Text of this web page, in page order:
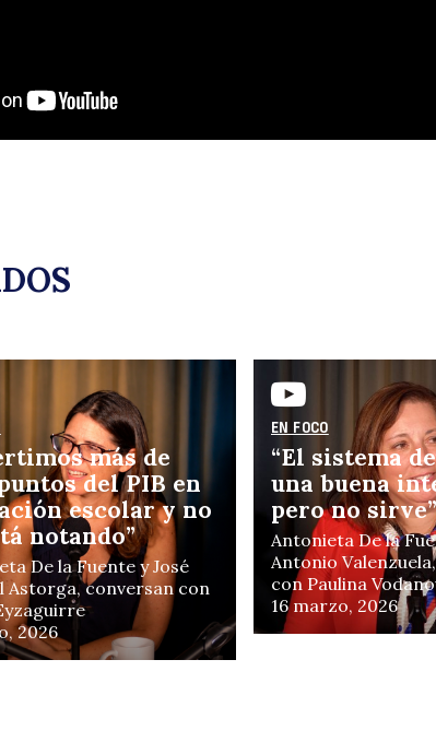
y
más de
del PIB en
escolar y no
notando”
De la Fuente y José
Astorga, conversan con
2026
EN FOCO
“El sistema
una buena
pero no sirve”
Antonieta De la
Antonio
con Paulina
16 marzo, 2026